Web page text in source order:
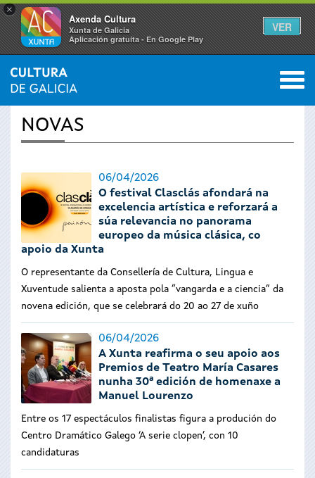
×
Axenda Cultura
Xunta de Galicia
Aplicación gratuíta - En Google Play
VER
Vostede
está
aquí
INICIO › ACTUALIDADE 0
NOVAS
06/04/2026
O festival Clasclás afondará na
excelencia artística e reforzará a
súa relevancia no panorama
europeo da música clásica, co
apoio da Xunta
O representante da Consellería de Cultura, Lingua e
Xuventude salienta a aposta pola “vangarda e a ciencia” da
novena edición, que se celebrará do 20 ao 27 de xuño
06/04/2026
A Xunta reafirma o seu apoio aos
Premios de Teatro María Casares
nunha 30ª edición de homenaxe a
Manuel Lourenzo
Entre os 17 espectáculos finalistas figura a produción do
Centro Dramático Galego ‘A serie clopen’, con 10
candidaturas